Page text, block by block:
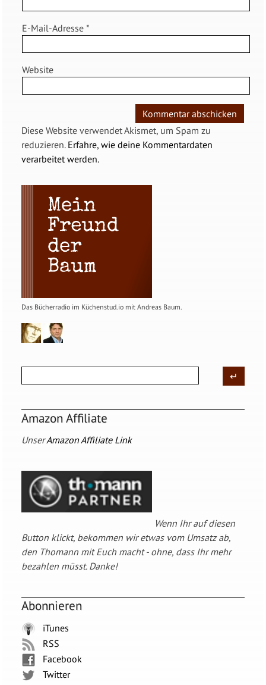
E-Mail-Adresse *
Website
Diese Website verwendet Akismet, um Spam zu
reduzieren. Erfahre, wie deine Kommentardaten
verarbeitet werden.
Das Bücherradio im Küchenstud.io mit Andreas Baum.
Amazon Affiliate
UnserAmazon Affiliate Link
Wenn Ihr auf diesen
Button klickt, bekommen wir etwas vom Umsatz ab,
den Thomann mit Euch macht - ohne, dass Ihr mehr
bezahlen müsst. Danke!
Abonnieren
iTunes
RSS
Facebook
Twitter